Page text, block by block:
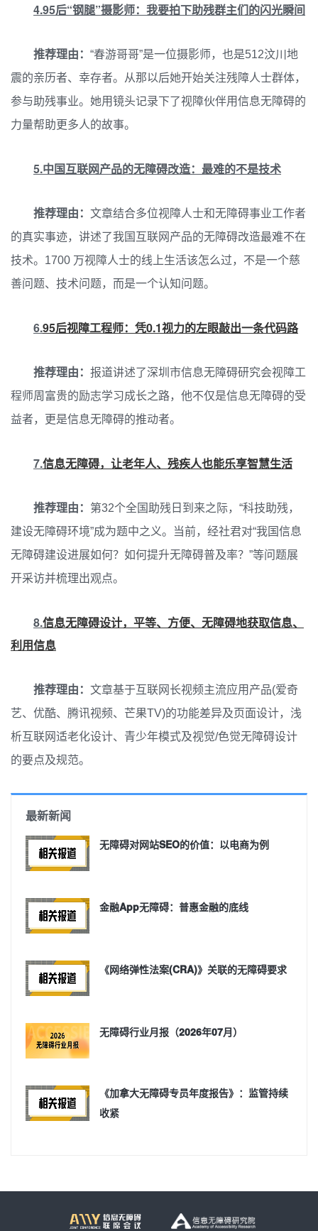
4.95后“钢腿”摄影师：我要拍下助残群主们的闪光瞬间
推荐理由： “春游哥哥”是一位摄影师，也是512汶川地
震的亲历者、幸存者。从那以后她开始关注残障人士群体，
参与助残事业。她用镜头记录下了视障伙伴用信息无障碍的
力量帮助更多人的故事。
5.中国互联网产品的无障碍改造：最难的不是技术
推荐理由： 文章结合多位视障人士和无障碍事业工作者
的真实事迹，讲述了我国互联网产品的无障碍改造最难不在
技术。1700 万视障人士的线上生活该怎么过，不是一个慈
善问题、技术问题，而是一个认知问题。
6.95后视障工程师：凭0.1视力的左眼敲出一条代码路
推荐理由： 报道讲述了深圳市信息无障碍研究会视障工
程师周富贵的励志学习成长之路，他不仅是信息无障碍的受
益者，更是信息无障碍的推动者。
7.信息无障碍，让老年人、残疾人也能乐享智慧生活
推荐理由：
第32个全国助残日到来之际，“科技助残，
建设无障碍环境”成为题中之义。当前，经社君对“我国信息
无障碍建设进展如何？如何提升无障碍普及率？”等问题展
开采访并梳理出观点。
8.信息无障碍设计，平等、方便、无障碍地获取信息、
利用信息
推荐理由： 文章基于互联网长视频主流应用产品(爱奇
艺、优酷、腾讯视频、芒果TV)的功能差异及页面设计，浅
析互联网适老化设计、青少年模式及视觉/色觉无障碍设计
的要点及规范。
最新新闻
无障碍对网站SEO的价值：以电商为例
金融App无障碍：普惠金融的底线
《网络弹性法案(CRA)》关联的无障碍要求
无障碍行业月报（2026年07月）
《加拿大无障碍专员年度报告》：监管持续
收紧